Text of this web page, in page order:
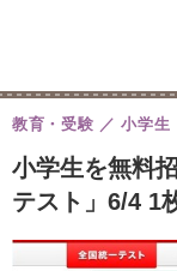
小学生を無料
テスト」6/4 1
教育・受験 小学生